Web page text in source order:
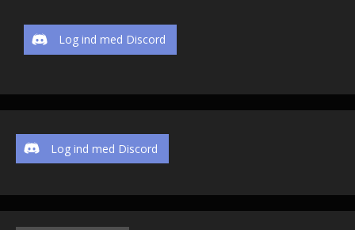
Log ind med Discord
Log ind med Discord